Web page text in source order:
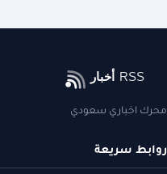
محرك اخباري سعودي
روابط سريعة